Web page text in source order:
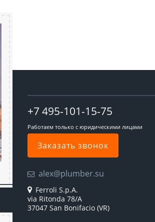
+7 495-101-15-75
Работаем только с юридическими лицами
Заказать звонок
alex@plumber.su
Ferroli S.p.A.
via Ritonda 78/A
37047 San Bonifacio (VR)